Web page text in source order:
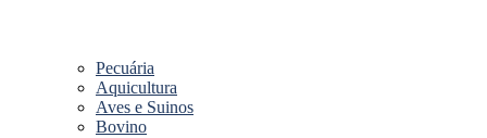
Pecuária
Aquicultura
Aves e Suinos
Bovino